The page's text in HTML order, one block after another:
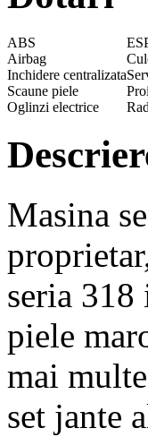
ABS
Airbag
Inchidere centralizata
Scaune piele
Oglinzi electrice
Masina
seria
piele
mai
set jante